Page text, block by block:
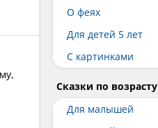
О феях
Для детей 5 лет
С картинками
Сказки по возрасту
Для малышей